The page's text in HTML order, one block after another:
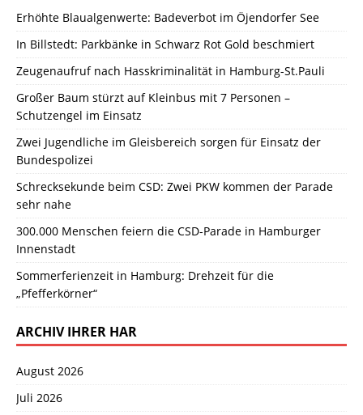
Erhöhte Blaualgenwerte: Badeverbot im Öjendorfer See
In Billstedt: Parkbänke in Schwarz Rot Gold beschmiert
Zeugenaufruf nach Hasskriminalität in Hamburg-St.Pauli
Großer Baum stürzt auf Kleinbus mit 7 Personen –
Schutzengel im Einsatz
Zwei Jugendliche im Gleisbereich sorgen für Einsatz der
Bundespolizei
Schrecksekunde beim CSD: Zwei PKW kommen der Parade
sehr nahe
300.000 Menschen feiern die CSD-Parade in Hamburger
Innenstadt
Sommerferienzeit in Hamburg: Drehzeit für die
„Pfefferkörner“
ARCHIV IHRER HAR
August 2026
Juli 2026